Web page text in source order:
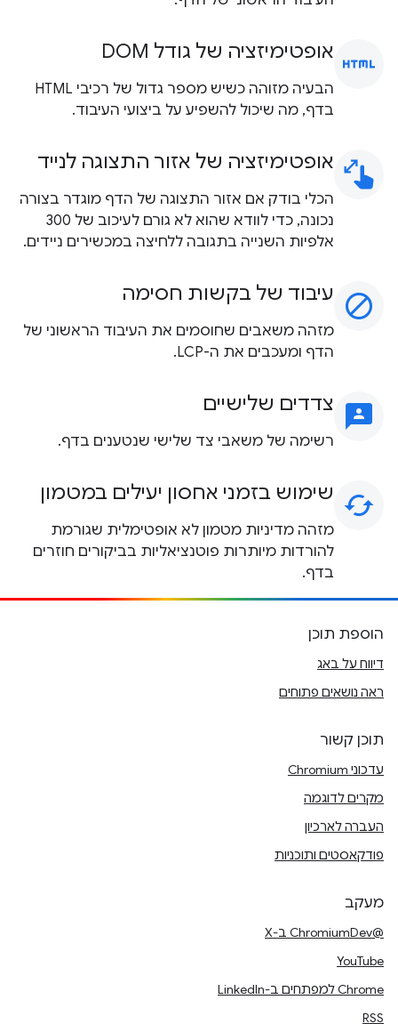
html אופטימיזציה של גודל DOM
הבעיה מזוהה כשיש מספר גדול של רכיבי HTML
בדף, מה שיכול להשפיע על ביצועי העיבוד.
pinch אופטימיזציה של אזור התצוגה לנייד
הכלי בודק אם אזור התצוגה של הדף מוגדר בצורה
נכונה, כדי לוודא שהוא לא גורם לעיכוב של 300
אלפיות השנייה בתגובה ללחיצה במכשירים ניידים.
block עיבוד של בקשות חסימה
מזהה משאבים שחוסמים את העיבוד הראשוני של
הדף ומעכבים את ה-LCP.
3p צדדים שלישיים
רשימה של משאבי צד שלישי שנטענים בדף.
cached שימוש בזמני אחסון יעילים במטמון
מזהה מדיניות מטמון לא אופטימלית שגורמת
להורדות מיותרות פוטנציאליות בביקורים חוזרים
בדף.
הוספת תוכן
דיווח על באג
ראה נושאים פתוחים
תוכן קשור
עדכוני Chromium
מקרים לדוגמה
העברה לארכיון
פודקאסטים ותוכניות
מעקב
@ChromiumDev ב-X
YouTube
Chrome למפתחים ב-LinkedIn
RSS